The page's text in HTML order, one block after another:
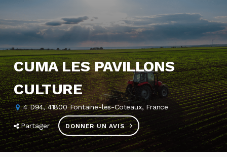
CUMA LES PAVILLONS
CULTURE
4 D94, 41800 Fontaine-les-Coteaux, France
Partager DONNER UN AVIS